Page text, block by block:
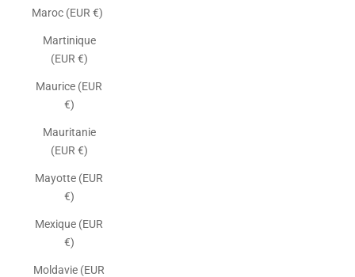
Maroc (EUR €)
Martinique
(EUR €)
Maurice (EUR
€)
Mauritanie
(EUR €)
Mayotte (EUR
€)
Mexique (EUR
€)
Moldavie (EUR